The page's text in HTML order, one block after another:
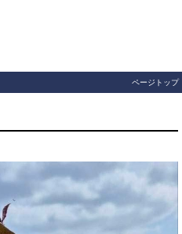
ページトップ